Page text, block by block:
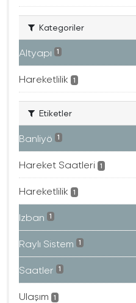
Kategoriler
Altyapı 1
Hareketlilik 1
Etiketler
Banliyö 1
Hareket Saatleri 1
Hareketlilik 1
Izban 1
Raylı Sistem 1
Saatler 1
Ulaşım 1